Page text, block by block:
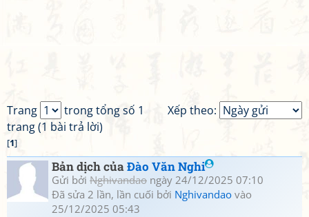
Xếp theo:
Trang
trong tổng số 1
trang (1 bài trả lời)
[1]
Bản dịch củaĐào Văn Nghi
Gửi bởi Nghivandao ngày 24/12/2025 07:10
Đã sửa 2 lần, lần cuối bởi Nghivandao vào
25/12/2025 05:43